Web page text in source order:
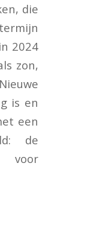
die
2024
zon,
is en
een
de
voor